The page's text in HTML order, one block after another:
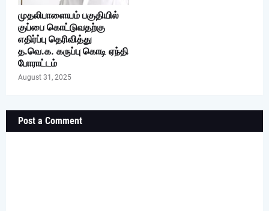
முதலிபாளையம் பகுதியில்
குப்பை கொட்டுவதற்கு
எதிர்ப்பு தெரிவித்து
த.வெ.க. கருப்பு கொடி ஏந்தி
போராட்டம்
August 31, 2025
Post a Comment